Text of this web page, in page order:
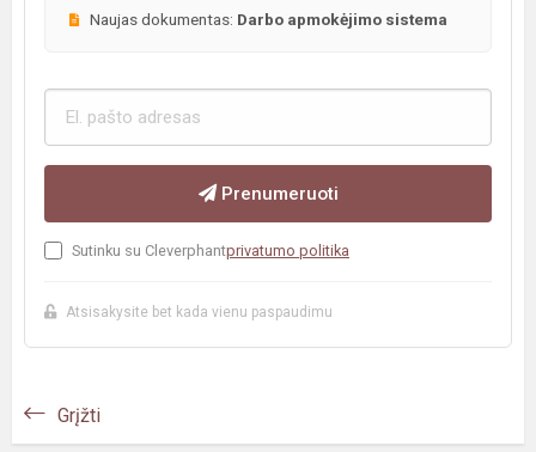
Naujas dokumentas: Darbo apmokėjimo sistema
Prenumeruoti
Sutinku su Cleverphantprivatumo politika
Atsisakysite bet kada vienu paspaudimu
Grįžti